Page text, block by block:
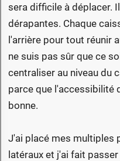
sera difficile à déplacer.
dérapantes. Chaque
l'arrière pour tout réunir
ne suis pas sûr que ce
centraliser au niveau du
parce que l'accessibilité
bonne.
J'ai placé mes multiples
latéraux et j'ai fait